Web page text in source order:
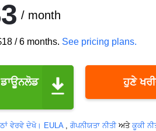
/ month
/6 months. See pricing plans.
ਹੁਣੇ
ਵੇਰਵੇ ਦੇਖੋ। EULA, ਗੋਪਨੀਯਤਾ ਨੀਤੀ ਅਤੇ ਕੂਕੀ